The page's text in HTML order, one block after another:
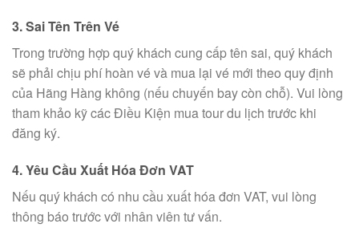
3. Sai Tên Trên Vé
Trong trường hợp quý khách cung cấp tên sai, quý khách
sẽ phải chịu phí hoàn vé và mua lại vé mới theo quy định
của Hãng Hàng không (nếu chuyến bay còn chỗ). Vui lòng
tham khảo kỹ các Điều Kiện mua tour du lịch trước khi
đăng ký.
4. Yêu Cầu Xuất Hóa Đơn VAT
Nếu quý khách có nhu cầu xuất hóa đơn VAT, vui lòng
thông báo trước với nhân viên tư vấn.